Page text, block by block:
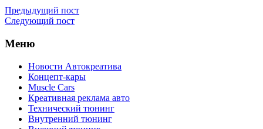
Предыдущий пост
Следующий пост
Меню
Новости Автокреатива
Концепт-кары
Muscle Cars
Креативная реклама авто
Технический тюнинг
Внутренний тюнинг